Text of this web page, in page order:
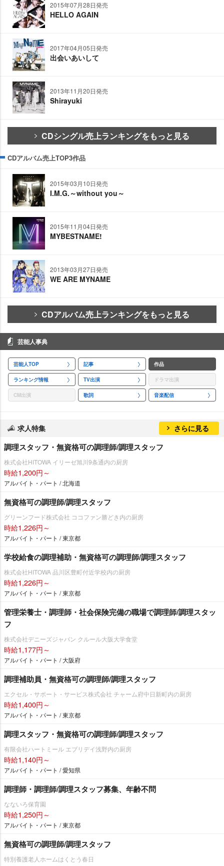
2015年07月28日発売
HELLO AGAIN
2017年04月05日発売
出会いあいして
2013年11月20日発売
Shirayuki
CDシングル売上ランキングをもっと見る
CDアルバム売上TOP3作品
2015年03月10日発売
I.M.G.～without you～
2015年11月04日発売
MYBESTNAME!
2013年03月27日発売
WE ARE MYNAME
CDアルバム売上ランキングをもっと見る
芸能人事典
芸能人TOP 記事 作品
ランキング情報 TV出演 ドラマ出演
CM出演 歌詞 音楽配信
求人特集 さらに見る
調理スタッフ・無資格可の調理師/調理スタッフ
株式会社HITOWA イリーゼ旭川9条通内の厨房
時給1,200円～
アルバイト・パート / 北海道
無資格可の調理師/調理スタッフ
グリーンフード株式会社 ココファン勝どき内の厨房
時給1,226円～
アルバイト・パート / 東京都
学校給食の調理補助・無資格可の調理師/調理スタッフ
株式会社HITOWA 品川区豊町付近学校内の厨房
時給1,226円～
アルバイト・パート / 東京都
管理栄養士・調理師・社会保険完備の職場で調理師/調理スタッ
フ
株式会社デニーズジャパン クルール大阪大学食堂
時給1,177円～
アルバイト・パート / 大阪府
調理補助員・無資格可の調理師/調理スタッフ
エクセル・サポート・サービス株式会社 チャーム府中日新町内の厨房
時給1,400円～
アルバイト・パート / 東京都
調理スタッフ・無資格可の調理師/調理スタッフ
有限会社ハートミール エブリデイ浅野内の厨房
時給1,140円～
アルバイト・パート / 愛知県
調理師・調理師/調理スタッフ募集、年齢不問
なないろ保育園
時給1,250円～
アルバイト・パート / 東京都
無資格可の調理師/調理スタッフ
特別養護老人ホームはくとう春日